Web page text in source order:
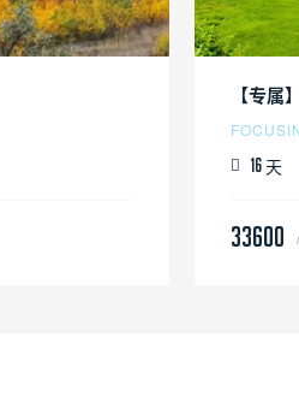
【专属
16 天
33600